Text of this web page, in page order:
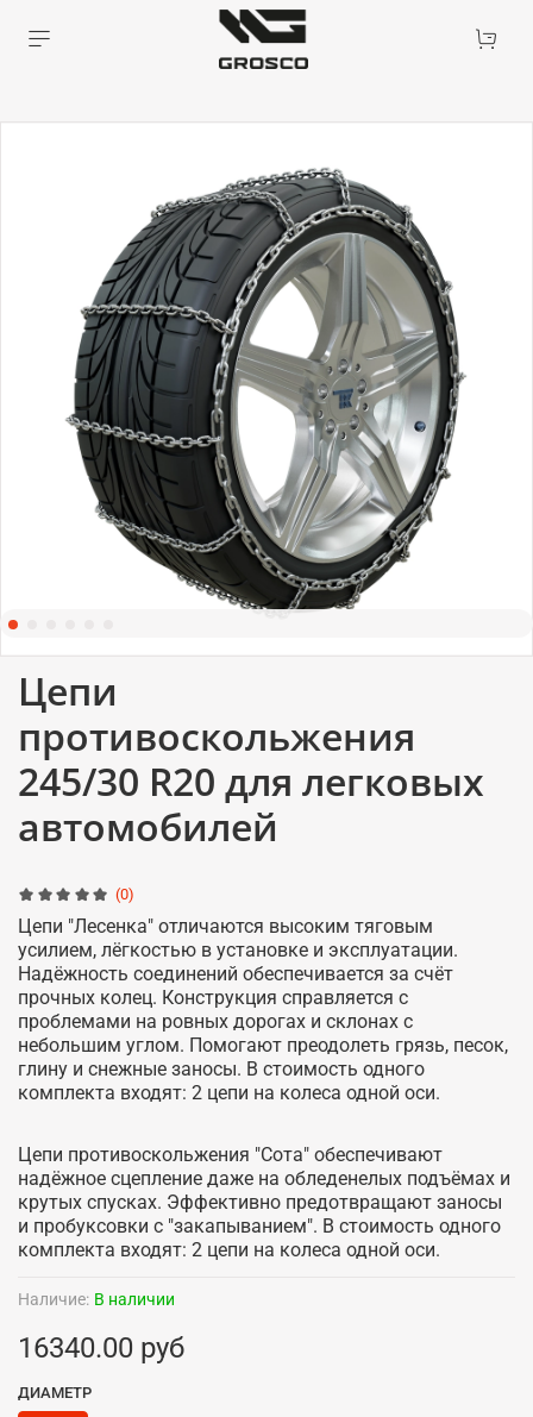
(0)
Наличие: В наличии
Цепи
противоскольжения
245/30 R20 для легковых
автомобилей
16340.00 руб
ДИАМЕТР
Цепи "Лесенка" отличаются высоким тяговым
усилием, лёгкостью в установке и эксплуатации.
Надёжность соединений обеспечивается за счёт
прочных колец. Конструкция справляется с
проблемами на ровных дорогах и склонах с
небольшим углом. Помогают преодолеть грязь, песок,
глину и снежные заносы. В стоимость одного
комплекта входят: 2 цепи на колеса одной оси.
Цепи противоскольжения "Сота" обеспечивают
надёжное сцепление даже на обледенелых подъёмах и
крутых спусках. Эффективно предотвращают заносы
и пробуксовки с "закапыванием". В стоимость одного
комплекта входят: 2 цепи на колеса одной оси.